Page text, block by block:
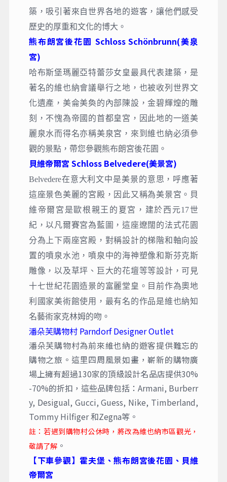
築，吸引著來自世界各地的遊客，讓他們感受
歷史的厚重和文化的博大。
熊布朗宮後花園 Schloss Schönbrunn(美泉
宮)
哈布斯堡瑪麗亞特蕾莎女皇最具代表建築，是
著名的維也納會議舉行之地，也被收列世界文
化遺產，美侖美奐的內部陳設，金碧輝煌的雕
刻，不愧為帝國的首都皇宮，因此地的一道美
麗泉水而得名亦稱美泉宮，來到維也納必須參
觀的景點，帶您參觀熊布朗宮後花園。
貝維帝爾宮 Schloss Belvedere(美景宮)
Belvedere在意大利文中是美景的意思，呼應著
這座景色美麗的宮殿，因此又稱為美景宮。貝
維帝爾宮是歐根親王的夏宮，建於西元17世
紀，以凡爾賽宮為藍圖，這座遼闊的法式花園
分為上下兩座宮殿，對稱設計的梯階和軸向設
置的噴泉水池，噴泉中的海神塑像和斯芬克斯
雕像，以及草坪、巨大的花壇等等設計，可見
十七世紀花園造景的富麗堂皇。目前作為奧地
利國家美術館使用，最有名的作品是維也納知
名藝術家克林姆的吻。
潘朵芙購物村 Parndorf Designer Outlet
潘朵芙購物村為前來維也納的遊客提供難忘的
購物之旅。這里四周風景如畫，嶄新的購物廣
場上擁有超過130家的頂級設計名品店提供30%
-70%的折扣，這些品牌包括：Armani, Burberr
y, Desigual, Gucci, Guess, Nike, Timberland,
Tommy Hilfiger 和Zegna等。
註：若遇到購物村公休時，將改為維也納市區觀光，
敬請了解。
【下車參觀】霍夫堡、熊布朗宮後花園、貝維
帝爾宮